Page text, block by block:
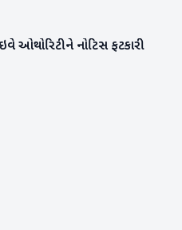
ઓથોરિટીને નોટિસ ફટકારી